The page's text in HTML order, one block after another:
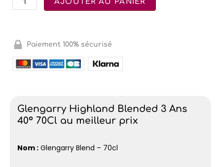
AJOUTER AU PANIER
Paiement 100% sécurisé
Glengarry Highland Blended 3 Ans
40° 70Cl au meilleur prix
Nom : Glengarry Blend – 70cl